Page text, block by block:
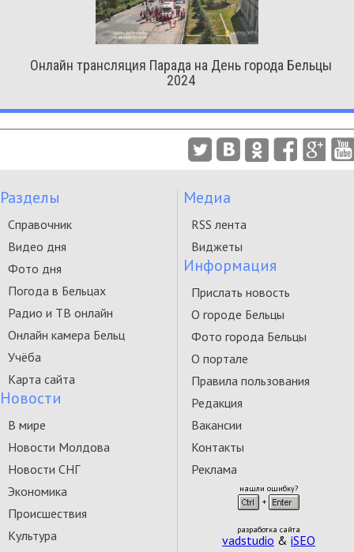
Онлайн трансляция Парада на День города Бельцы
2024
Разделы
Справочник
Видео дня
Фото дня
Погода в Бельцах
Радио и ТВ онлайн
Онлайн камера Бельц
Учёба
Карта сайта
Новости
В мире
Новости Молдова
Новости СНГ
Экономика
Происшествия
Культура
Медиа
RSS лента
Виджеты
Информация
Прислать новость
О городе Бельцы
Фото города Бельцы
О портале
Правила пользования
Редакция
Вакансии
Контакты
Реклама
нашли ошибку?
разработка сайта
vadstudio & iSEO